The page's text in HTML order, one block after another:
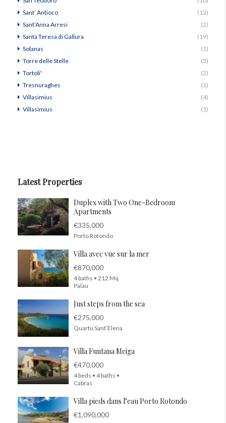
Sant’ Antioco
(12)
Sant’Anna Arresi
(2)
Santa Teresa di Gallura
(19)
Solanas
(1)
Torre delle Stelle
(5)
Tortoli'
(2)
Tresnuraghes
(1)
Villasimius
(4)
Villasimius
(1)
Latest Properties
Duplex with Two One-Bedroom
Apartments
€335,000
Porto Rotondo
Villa avec vue sur la mer
€870,000
4 baths • 212 Mq
Palau
Just steps from the sea
€275,000
Quartu Sant’Elena
Villa Funtana Meiga
€470,000
4 beds • 4 baths •
Cabras
Villa pieds dans l’eau Porto Rotondo
€1,090,000